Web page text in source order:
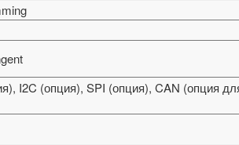
I2C (опция), SPI (опция), CAN (опция